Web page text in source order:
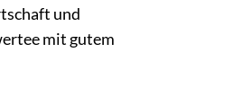
und
mit gutem